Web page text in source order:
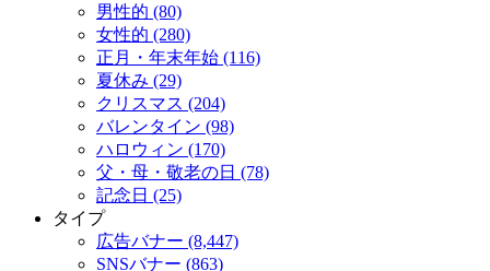
男性的 (80)
女性的 (280)
正月・年末年始 (116)
夏休み (29)
クリスマス (204)
バレンタイン (98)
ハロウィン (170)
父・母・敬老の日 (78)
記念日 (25)
タイプ
広告バナー (8,447)
SNSバナー (863)